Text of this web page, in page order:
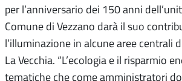
per l’anniversario dei 150 anni
Comune di Vezzano darà il suo
l’illuminazione in alcune aree centrali
La Vecchia. “L’ecologia e il risparmio
tematiche che come amministratori